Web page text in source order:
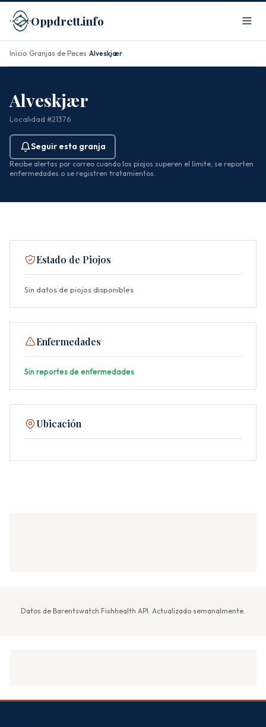
Oppdrett.info
Inicio/Granjas de Peces/Alveskjær
Alveskjær
Localidad #21376
Seguir esta granja
Recibe alertas por correo cuando los piojos superen el límite, se reporten
enfermedades o se registren tratamientos.
Estado de Piojos
Sin datos de piojos disponibles
Enfermedades
Sin reportes de enfermedades
Ubicación
Datos de Barentswatch Fishhealth API. Actualizado semanalmente.